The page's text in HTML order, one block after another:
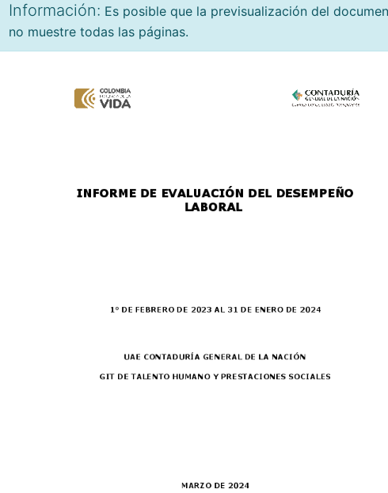
Información: Es posible que la previsualización del
no muestre todas las páginas.